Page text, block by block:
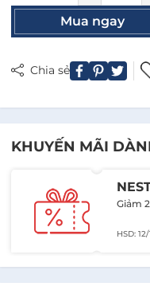
Mua ngay
Chia sẻ
KHUYẾN MÃI
Giảm
HSD: